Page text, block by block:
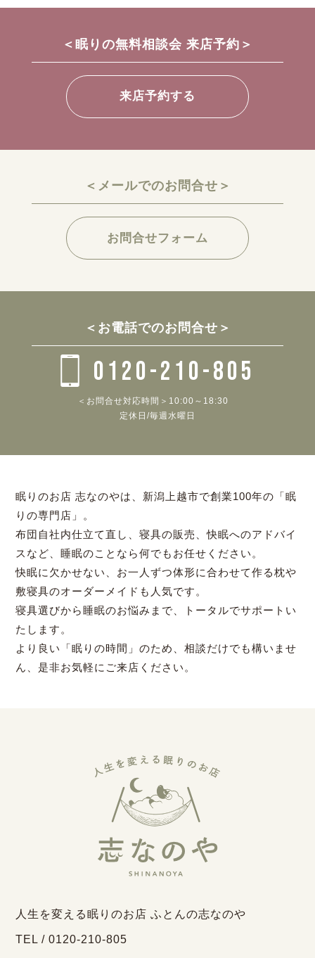
＜眠りの無料相談会 来店予約＞
来店予約する
＜メールでのお問合せ＞
お問合せフォーム
＜お電話でのお問合せ＞
0120-210-805
＜お問合せ対応時間＞10:00～18:30
定休日/毎週水曜日
眠りのお店 志なのやは、新潟上越市で創業100年の「眠
りの専門店」。
布団自社内仕立て直し、寝具の販売、快眠へのアドバイ
スなど、睡眠のことなら何でもお任せください。
快眠に欠かせない、お一人ずつ体形に合わせて作る枕や
敷寝具のオーダーメイドも人気です。
寝具選びから睡眠のお悩みまで、トータルでサポートい
たします。
より良い「眠りの時間」のため、相談だけでも構いませ
ん、是非お気軽にご来店ください。
人生を変える眠りのお店 ふとんの志なのや
TEL / 0120-210-805